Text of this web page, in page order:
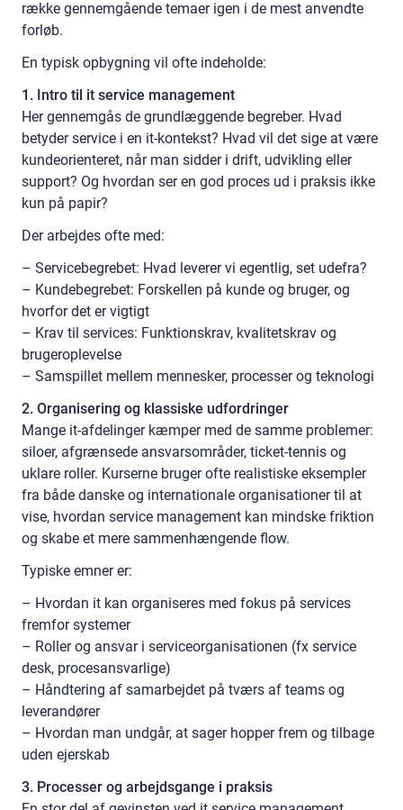
række gennemgående temaer igen i de mest anvendte
forløb.
En typisk opbygning vil ofte indeholde:
1. Intro til it service management
Her gennemgås de grundlæggende begreber. Hvad
betyder service i en it-kontekst? Hvad vil det sige at være
kundeorienteret, når man sidder i drift, udvikling eller
support? Og hvordan ser en god proces ud i praksis ikke
kun på papir?
Der arbejdes ofte med:
– Servicebegrebet: Hvad leverer vi egentlig, set udefra?
– Kundebegrebet: Forskellen på kunde og bruger, og
hvorfor det er vigtigt
– Krav til services: Funktionskrav, kvalitetskrav og
brugeroplevelse
– Samspillet mellem mennesker, processer og teknologi
2. Organisering og klassiske udfordringer
Mange it-afdelinger kæmper med de samme problemer:
siloer, afgrænsede ansvarsområder, ticket-tennis og
uklare roller. Kurserne bruger ofte realistiske eksempler
fra både danske og internationale organisationer til at
vise, hvordan service management kan mindske friktion
og skabe et mere sammenhængende flow.
Typiske emner er:
– Hvordan it kan organiseres med fokus på services
fremfor systemer
– Roller og ansvar i serviceorganisationen (fx service
desk, procesansvarlige)
– Håndtering af samarbejdet på tværs af teams og
leverandører
– Hvordan man undgår, at sager hopper frem og tilbage
uden ejerskab
3. Processer og arbejdsgange i praksis